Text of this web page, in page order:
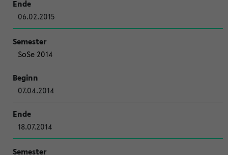
06.02.2015
SoSe 2014
07.04.2014
18.07.2014